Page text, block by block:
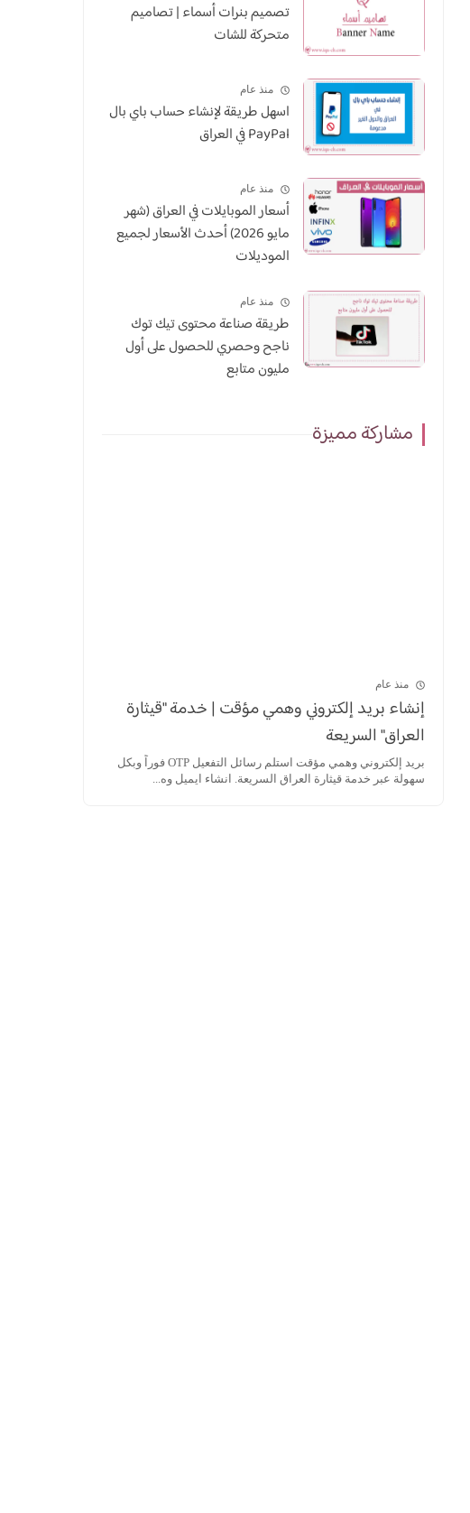
تصميم بنرات أسماء | تصاميم
متحركة للشات
منذ عام
اسهل طريقة لإنشاء حساب باي بال
PayPal في العراق
منذ عام
أسعار الموبايلات في العراق (شهر
مايو 2026) أحدث الأسعار لجميع
الموديلات
منذ عام
طريقة صناعة محتوى تيك توك
ناجح وحصري للحصول على أول
مليون متابع
مشاركة مميزة
منذ عام
إنشاء بريد إلكتروني وهمي مؤقت | خدمة "قيثارة
العراق" السريعة
بريد إلكتروني وهمي مؤقت استلم رسائل التفعيل OTP فوراً وبكل
سهولة عبر خدمة قيثارة العراق السريعة. انشاء ايميل وه...